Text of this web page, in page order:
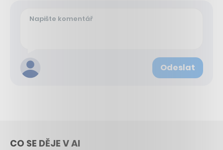
Odeslat
CO SE DĚJE V AI